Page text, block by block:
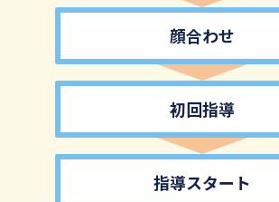
顔合わせ
初回指導
指導スタート